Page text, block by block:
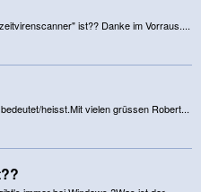
ist?? Danke im Vorraus....
heisst.Mit vielen grüssen Robert...